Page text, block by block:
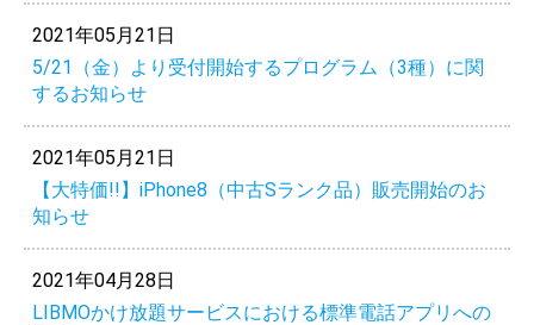
2021年05月21日
5/21（金）より受付開始するプログラム（3種）に関
するお知らせ
2021年05月21日
【大特価!!】iPhone8（中古Sランク品）販売開始のお
知らせ
2021年04月28日
LIBMOかけ放題サービスにおける標準電話アプリへの